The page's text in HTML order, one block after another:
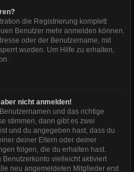
die Registrierung komplett
Benutzer mehr anmelden können.
oder der Benutzername, mit
wurden. Um Hilfe zu erhalten,
nicht anmelden!
und das richtige
stimmen, dann gibt es zwei
und du angegeben hast, dass du
deiner Eltern oder deiner
folgen, die du erhalten hast.
vielleicht aktiviert
neu angemeldeten Mitglieder erst